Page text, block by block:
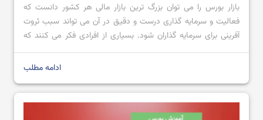
بازار بورس را می توان بزرگ ترین بازار مالی هر کشور دانست که
فعالیت و سرمایه گذاری درست و دقیق در آن می تواند سبب ثروت
آفرینی برای سرمایه گذاران شود. بسیاری از افرادی فکر می کنند که
صرفا در آموزش بورس می توان به خرید و فروش سهام یا صندوق
ادامه مطلب